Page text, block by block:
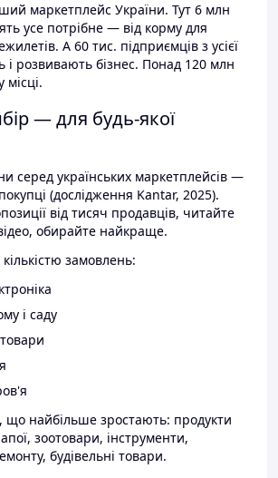
маркетплейс України. Тут 6 млн
усе потрібне — від корму для
А 60 тис. підприємців з усієї
і розвивають бізнес. Понад 120 млн
місці.
— для будь-якої
серед українських маркетплейсів —
(дослідження Kantar, 2025).
від тисяч продавців, читайте
обирайте найкраще.
замовлень:
і саду
що найбільше зростають: продукти
зоотовари, інструменти,
будівельні товари.